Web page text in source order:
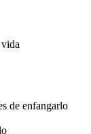
de enfangarlo